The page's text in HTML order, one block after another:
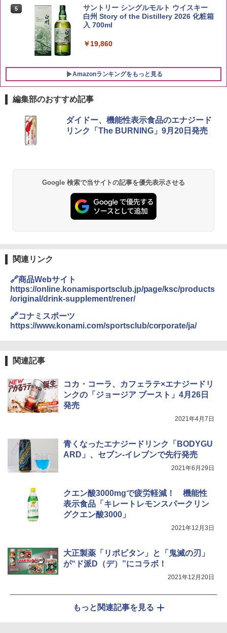
らめき 5kg 令和7年産
￥3,056
5
サントリー シングルモルト ウイスキー
白州 Story of the Distillery 2026 化粧箱
入 700ml
￥19,860
Amazonランキングをもっと見る
チキンラーメン どんぶり 85g×12個 日清
食品 インスタント カップ麺
【公式】ブタメン とんこつ味 35g×15個
| 業務用 夜食 カップラーメン ミニカップ
麺 小腹 インスタント アウトドアにも ロ
ーリングストック 大人買い おやつカン
パニー
3
￥2,323
￥3,248
カップヌードル カップヌードルPRO し
￥2,885
[山善] スチームオーブンレンジ 25L 一人
暮らし 二人暮らし フラットテーブル ス
チーム調理 自動メニュー19種搭載 角皿
シャープ 過熱水蒸気 オーブンレンジ 26
L コンベクション 2段調理 ホワイト RE-
SS26B-W
3
ーム調理 フラットテーブル トースト機
能 自動メニュー33種 簡単お手入れ ブラ
￥26,130
4
0℃ 1段調理 フラットテーブル 電子レン
ジ 赤外線センサー ノンフライ調理 簡単
お手入れ 小型 新生活 一人暮らし 二人暮
シャープ ウォーターオーブン ヘルシオ
AX-XJ1-B ブラック 30L 2段調理 コンベ
￥44,800
編集部のおすすめ記事
ダイドー、機能性表示食品のエナジード
リンク「The BURNING」9月20日発売
Google 検索で当サイトの記事を優先表示させる
関連リンク
🔗商品Webサイト
https://online.konamisportsclub.jp/page/ksc/products
/original/drink-supplement/rener/
🔗コナミスポーツ
https://www.konami.com/sportsclub/corporate/ja/
関連記事
コカ・コーラ、カフェラテ×エナジードリ
ンクの「ジョージア ブースト」4月26日
発売
2021年4月7日
青くなったエナジードリンク「BODYGU
ARD」、セブン-イレブンで先行発売
2021年6月29日
クエン酸3000mgで疲労軽減！ 機能性
表示食品「キレートレモンスパークリン
グクエン酸3000」
2021年12月3日
大正製薬「リポビタン」と「鬼滅の刃」
が“ド派D（デ）”にコラボ！
2021年12月20日
もっと関連記事を見る